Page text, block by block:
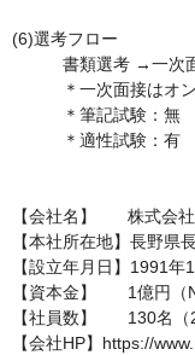
(6)選考フロー
書類選考 →一次面
＊一次面接はオンラ
＊筆記試験：無
＊適性試験：有
【会社名】	株式会社NTTデータ信越
【本社所在地】長野
【設立年月日】1991年
【資本金】	1億円（NTTデータ100％出資）
【社員数】	130名（2026年8月1日現在）
【会社HP】https://